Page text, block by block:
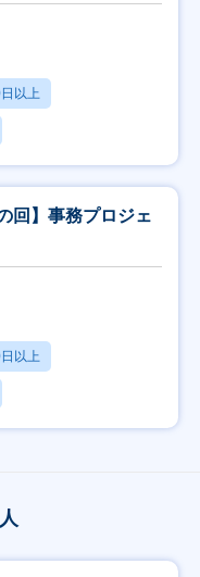
以上
回】事務プロジェ
以上